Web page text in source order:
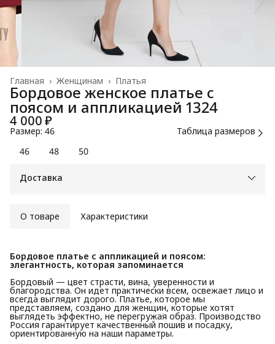
Платья
Женщинам ›
Главная ›
Бордовое женское платье с
поясом и аппликацией 1324
4 000 ₽
Размер: 46
Таблица размеров
46
48 50
Доставка
О товаре Характеристики
Бордовое платье с аппликацией и поясом:
элегантность, которая запоминается
Бордовый — цвет страсти, вина, уверенности и
благородства. Он идет практически всем, освежает лицо и
всегда выглядит дорого. Платье, которое мы
представляем, создано для женщин, которые хотят
выглядеть эффектно, не перегружая образ. Производство
Россия гарантирует качественный пошив и посадку,
ориентированную на наши параметры.